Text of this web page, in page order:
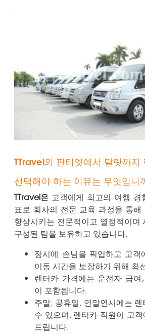
TTravel의 판티엣에서 달랏까지
선택해야 하는 이유는 무엇입니
TTravel은 고객에게 최고의 여행
표로 회사의 전문 교육 과정을 통
향상시키는 전문적이고 열정적이며
구성된 팀을 보유하고 있습니다.
정시에 손님을 픽업하고 고객
이동 시간을 보장하기 위해 최
렌터카 가격에는 운전자 급
이 포함됩니다.
주말, 공휴일, 연말연시에는
수 있으며, 렌터카 직원이 고
드립니다.